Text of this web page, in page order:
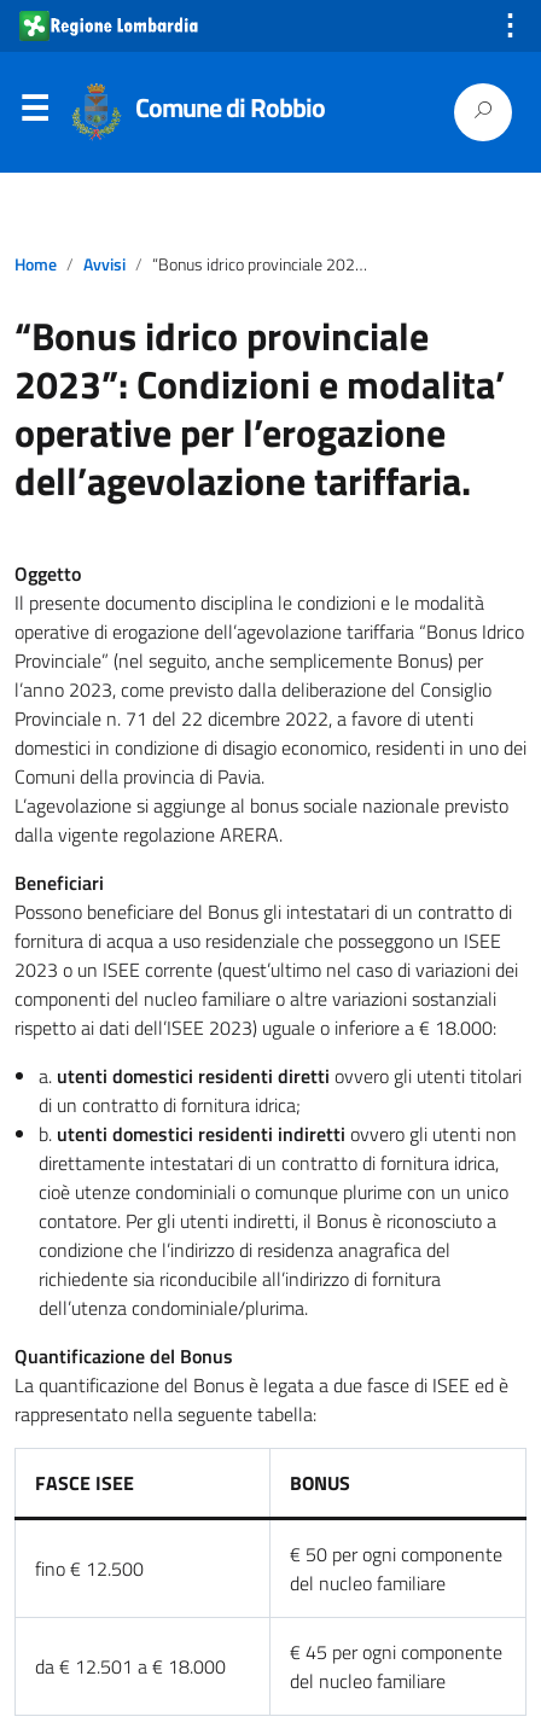
⋮
Comune di Robbio
Home Avvisi “Bonus idrico provinciale 2023”: Condizioni e modalita’ operative per l’erogazione dell’agevolazione tariffaria.
“Bonus idrico provinciale
2023”: Condizioni e modalita’
operative per l’erogazione
dell’agevolazione tariffaria.
Oggetto
Il presente documento disciplina le condizioni e le modalità
operative di erogazione dell’agevolazione tariffaria “Bonus Idrico
Provinciale” (nel seguito, anche semplicemente Bonus) per
l’anno 2023, come previsto dalla deliberazione del Consiglio
Provinciale n. 71 del 22 dicembre 2022, a favore di utenti
domestici in condizione di disagio economico, residenti in uno dei
Comuni della provincia di Pavia.
L’agevolazione si aggiunge al bonus sociale nazionale previsto
dalla vigente regolazione ARERA.
Beneficiari
Possono beneficiare del Bonus gli intestatari di un contratto di
fornitura di acqua a uso residenziale che posseggono un ISEE
2023 o un ISEE corrente (quest’ultimo nel caso di variazioni dei
componenti del nucleo familiare o altre variazioni sostanziali
rispetto ai dati dell’ISEE 2023) uguale o inferiore a € 18.000:
a. utenti domestici residenti diretti ovvero gli utenti titolari
di un contratto di fornitura idrica;
b. utenti domestici residenti indiretti ovvero gli utenti non
direttamente intestatari di un contratto di fornitura idrica,
cioè utenze condominiali o comunque plurime con un unico
contatore. Per gli utenti indiretti, il Bonus è riconosciuto a
condizione che l’indirizzo di residenza anagrafica del
richiedente sia riconducibile all’indirizzo di fornitura
dell’utenza condominiale/plurima.
Quantificazione del Bonus
La quantificazione del Bonus è legata a due fasce di ISEE ed è
rappresentato nella seguente tabella:
FASCE ISEE BONUS
fino € 12.500
€ 50 per ogni componente
del nucleo familiare
da € 12.501 a € 18.000
€ 45 per ogni componente
del nucleo familiare